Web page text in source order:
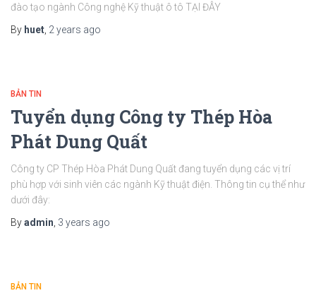
đào tạo ngành Công nghệ Kỹ thuật ô tô TẠI ĐÂY
By huet, 2 years ago
BẢN TIN
Tuyển dụng Công ty Thép Hòa
Phát Dung Quất
Công ty CP Thép Hòa Phát Dung Quất đang tuyển dụng các vị trí
phù hợp với sinh viên các ngành Kỹ thuật điện. Thông tin cụ thể như
dưới đây:
Byadmin, 3 years ago
BẢN TIN